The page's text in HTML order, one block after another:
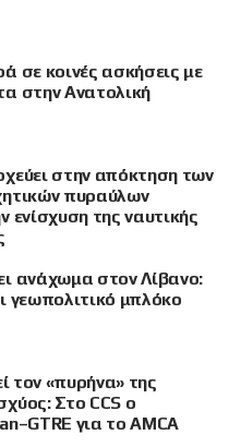
σε κοινές ασκήσεις με
στην Ανατολική
στην απόκτηση των
πυραύλων
ενίσχυση της ναυτικής
ανάχωμα στον Λίβανο:
γεωπολιτικό μπλόκο
τον «πυρήνα» της
Στο CCS ο
για το AMCA